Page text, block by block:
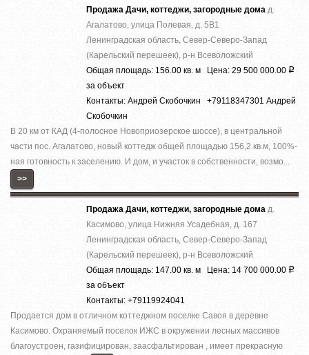
Продажа Дачи, коттеджи, загородные дома д.
Агалатово, улица Полевая, д. 5В1
Ленинградская область, Север-Северо-Запад
(Карельский перешеек), р-н Всеволожский
Общая площадь: 156.00 кв. м Цена: 29 500 000.00 Р
за объект
Контакты: Андрей Скобочкин +79118347301 Андрей
Скобочкин
В 20 км от КАД (4-полосное Новоприозерское шоссе), в центральной
части пос. Агалатово, новый коттедж общей площадью 156,2 кв.м, 100%-
ная готовность к заселению. И дом, и участок в собственности, возмо...
>>
Продажа Дачи, коттеджи, загородные дома д.
Касимово, улица Нижняя Усадебная, д. 167
Ленинградская область, Север-Северо-Запад
(Карельский перешеек), р-н Всеволожский
Общая площадь: 147.00 кв. м Цена: 14 700 000.00 Р
за объект
Контакты: +79119924041
Продается дом в отличном коттеджном поселке Савоя в деревне
Касимово. Охраняемый поселок ИЖС в окружении лесных массивов
благоустроен, газифицирован, заасфальтирован , имеет прекрасную